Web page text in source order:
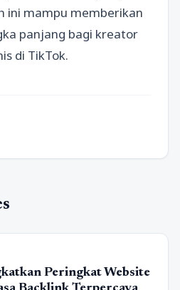
ini mampu memberikan
panjang bagi kreator
di TikTok.
Peringkat Website